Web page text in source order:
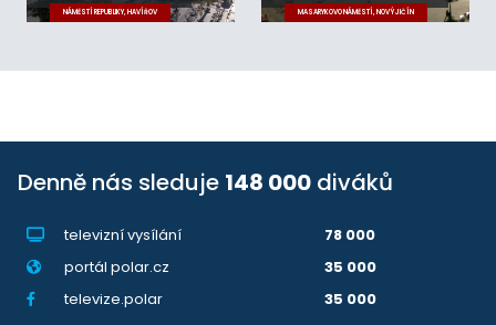
NÁMĚSTÍ REPUBLIKY, HAVÍŘOV MASARYKOVO NÁMĚSTÍ, NOVÝ JIČÍN
Denně nás sleduje 148 000 diváků
televizní vysílání
78 000
portál polar.cz
35 000
televize.polar
35 000